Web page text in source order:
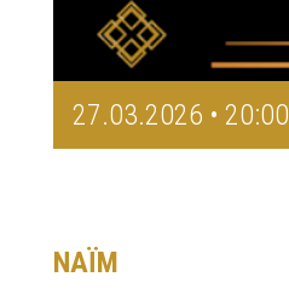
27.03.2026 • 20:00
NAÏM